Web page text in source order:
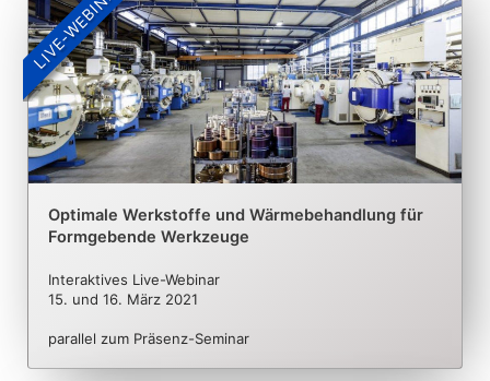
LIVE-WEBINAR
Optimale Werkstoffe und Wärmebehandlung für
Formgebende Werkzeuge
Interaktives Live-Webinar
15. und 16. März 2021
parallel zum Präsenz-Seminar